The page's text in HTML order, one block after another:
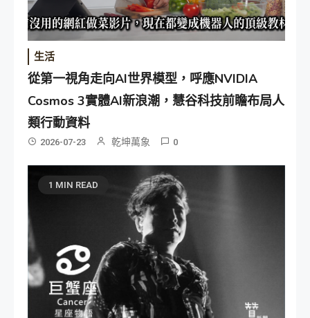
生活
從第一視角走向AI世界模型，呼應NVIDIA
Cosmos 3實體AI新浪潮，慧谷科技前瞻布局人
類行動資料
2026-07-23 乾坤萬象 0
1 MIN READ